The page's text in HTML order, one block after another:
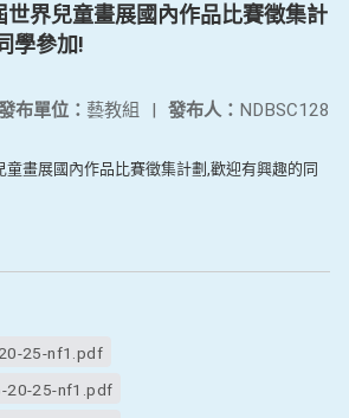
世界兒童畫展國內作品比賽徵集計
學參加!
發布人： NDBSC128
布單位： 藝教組 |
童畫展國內作品比賽徵集計劃,歡迎有興趣的同
25-nf1.pdf
20-25-nf1.pdf